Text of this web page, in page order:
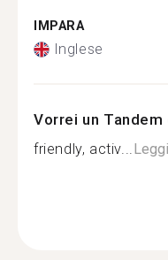
IMPARA
Inglese
Vorrei un Tandem
friendly, activ...